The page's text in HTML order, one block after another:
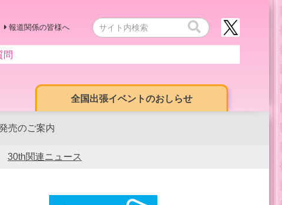
全国出張イベントのおしらせ
報道関係の皆様へ
問
売のご案内
30th関連ニュース